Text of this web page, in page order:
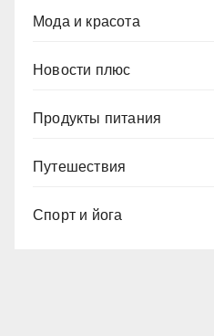
Мода и красота
Новости плюс
Продукты питания
Путешествия
Спорт и йога